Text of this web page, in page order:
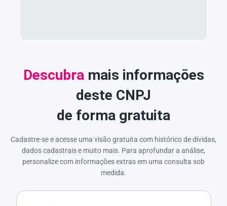
Descubra mais informações
deste CNPJ
de forma gratuita
Cadastre-se e acesse uma visão gratuita com histórico de dívidas,
dados cadastrais e muito mais. Para aprofundar a análise,
personalize com informações extras em uma consulta sob
medida.